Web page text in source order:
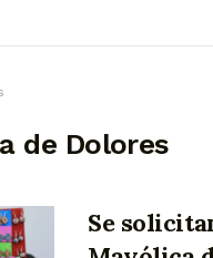
de Dolores
Se